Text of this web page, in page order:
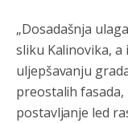
„Dosadašnja
sliku Kalinovika, a
uljepšavanju
preostalih
postavljanje led
Анонимно2806773
Косово више
Анонимно2806773